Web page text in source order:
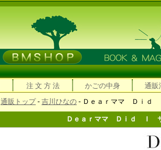
注 文 方 法 かごの中身 通販
通販トップ- 吉川ひなの - Ｄｅａｒママ Ｄｉｄ
Ｄｅａｒママ Ｄｉｄ Ｉ